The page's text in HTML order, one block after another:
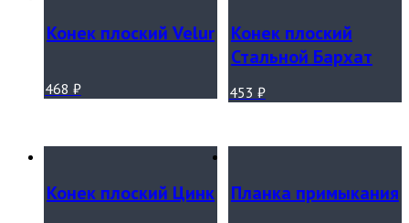
Конек плоский Velur
468 ₽
Конек плоский
Стальной Бархат
453 ₽
Конек плоский Цинк Планка примыкания